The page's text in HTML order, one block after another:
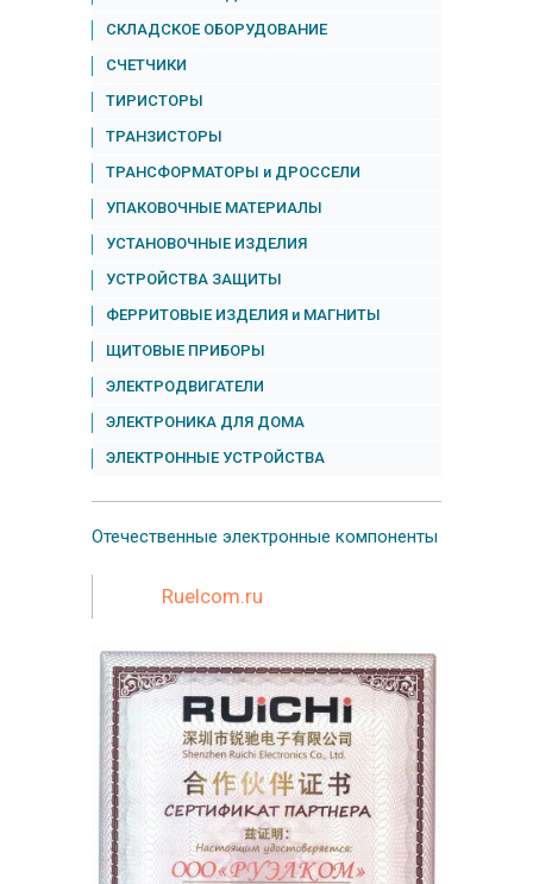
СКЛАДСКОЕ ОБОРУДОВАНИЕ
СЧЕТЧИКИ
ТИРИСТОРЫ
ТРАНЗИСТОРЫ
ТРАНСФОРМАТОРЫ и ДРОССЕЛИ
УПАКОВОЧНЫЕ МАТЕРИАЛЫ
УСТАНОВОЧНЫЕ ИЗДЕЛИЯ
УСТРОЙСТВА ЗАЩИТЫ
ФЕРРИТОВЫЕ ИЗДЕЛИЯ и МАГНИТЫ
ЩИТОВЫЕ ПРИБОРЫ
ЭЛЕКТРОДВИГАТЕЛИ
ЭЛЕКТРОНИКА ДЛЯ ДОМА
ЭЛЕКТРОННЫЕ УСТРОЙСТВА
Отечественные электронные компоненты
Ruelcom.ru